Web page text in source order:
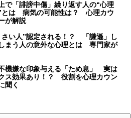
で「誹謗中傷」繰り返す人の“心理
とは 病気の可能性は？ 心理カウ
が解説
さい人”認定される！？ 「謙遜」し
まう人の意外な心理とは 専門家が
機嫌な印象与える「ため息」 実は
ス効果あり！？ 役割を心理カウン
聞く